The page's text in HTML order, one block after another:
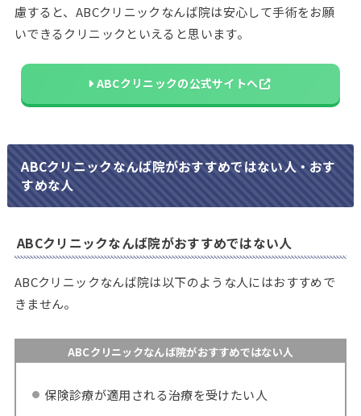
慮すると、ABCクリニックなんば院は安心して手術をお願
いできるクリニックといえると思います。
ABCクリニックの公式サイトへ
ABCクリニックなんば院がおすすめではない人・おす
すめな人
ABCクリニックなんば院がおすすめではない人
ABCクリニックなんば院は以下のような人にはおすすめで
きません。
ABCクリニックなんば院がおすすめではない人
保険診療が適用される治療を受けたい人